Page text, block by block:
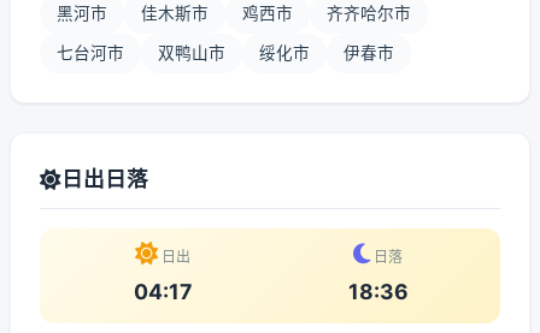
黑河市 佳木斯市 鸡西市 齐齐哈尔市
七台河市 双鸭山市 绥化市 伊春市
日出日落
日出
04:17
日落
18:36